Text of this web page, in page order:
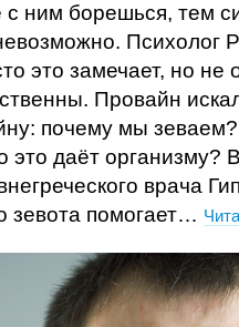
ним борешься, тем
Психолог
это замечает, но не
Провайн
почему мы зеваем?
это даёт
врача
зевота помогает…